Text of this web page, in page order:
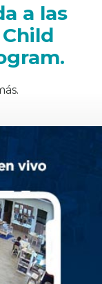
a las